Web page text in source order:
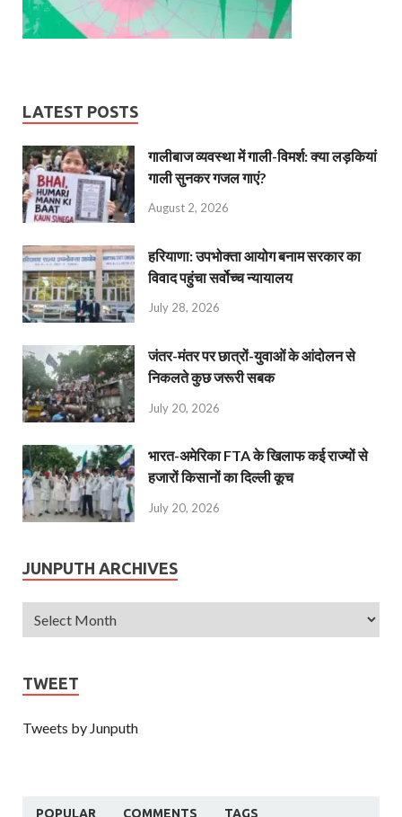
LATEST POSTS
गालीबाज व्‍यवस्‍था में गाली-विमर्श: क्या लड़कियां
गाली सुनकर गजल गाएं?
August 2, 2026
हरियाणा: उपभोक्ता आयोग बनाम सरकार का
विवाद पहुंचा सर्वोच्च न्यायालय
July 28, 2026
जंतर-मंतर पर छात्रों-युवाओं के आंदोलन से
निकलते कुछ जरूरी सबक
July 20, 2026
भारत-अमेरिका FTA के खिलाफ कई राज्यों से
हजारों किसानों का दिल्ली कूच
July 20, 2026
JUNPUTH ARCHIVES
TWEET
Tweets by Junputh
POPULAR COMMENTS TAGS